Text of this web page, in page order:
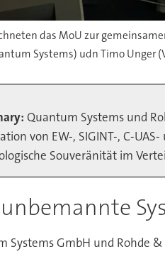
das MoU zur
Systems) udn Timo Unger
Quantum Systems und
von EW-, SIGINT-, C-
Souveränität im
Systems GmbH und Rohde